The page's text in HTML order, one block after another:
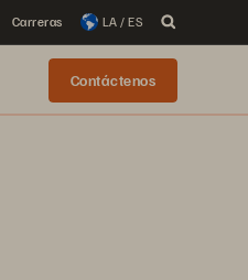
Carreras LA / ES
Contáctenos